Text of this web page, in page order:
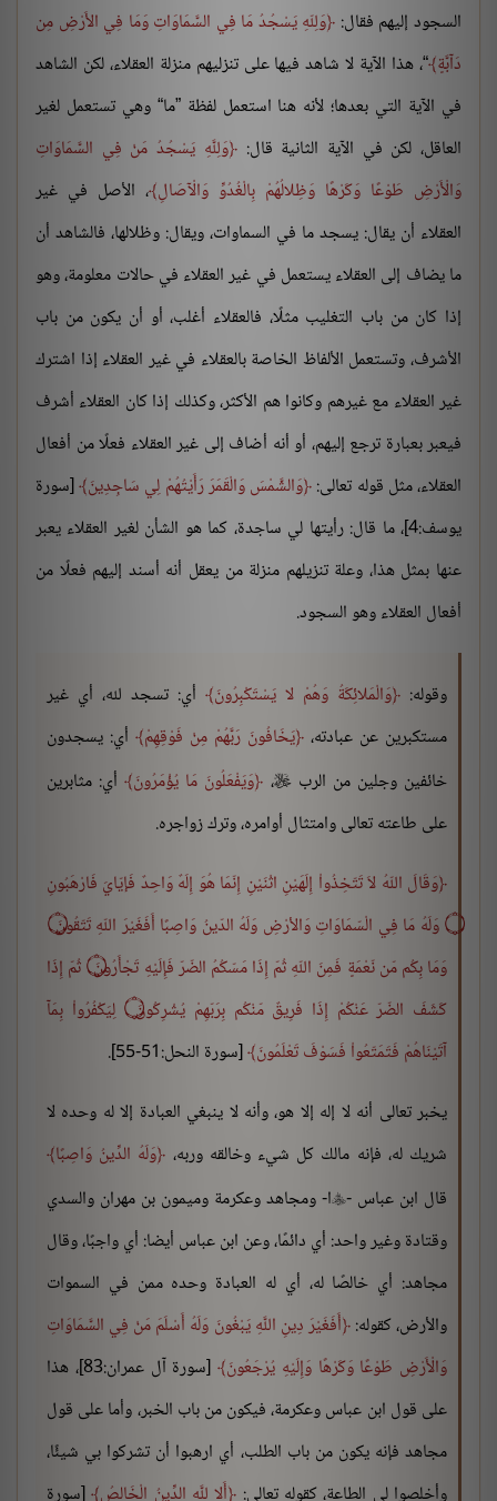
السجود إليهم فقال: وَلِلّهِ يَسْجُدُ مَا فِي السَّمَاوَاتِ وَمَا فِي الأَرْضِ مِن
دَآبَّةٍ “، هذا الآية لا شاهد فيها على تنزليهم منزلة العقلاء، لكن الشاهد
في الآية التي بعدها؛ لأنه هنا استعمل لفظة ”ما“ وهي تستعمل لغير
العاقل، لكن في الآية الثانية قال: وَلِلَّهِ يَسْجُدُ مَنْ فِي السَّمَاوَاتِ
وَالْأَرْضِ طَوْعًا وَكَرْهًا وَظِلالُهُمْ بِالْغُدُوِّ وَالْآصَالِ ، الأصل في غير
العقلاء أن يقال: يسجد ما في السماوات، ويقال: وظلالها، فالشاهد أن
ما يضاف إلى العقلاء يستعمل في غير العقلاء في حالات معلومة، وهو
إذا كان من باب التغليب مثلًا، فالعقلاء أغلب، أو أن يكون من باب
الأشرف، وتستعمل الألفاظ الخاصة بالعقلاء في غير العقلاء إذا اشترك
غير العقلاء مع غيرهم وكانوا هم الأكثر، وكذلك إذا كان العقلاء أشرف
فيعبر بعبارة ترجع إليهم، أو أنه أضاف إلى غير العقلاء فعلًا من أفعال
العقلاء، مثل قوله تعالى: وَالشَّمْسَ وَالْقَمَرَ رَأَيْتُهُمْ لِي سَاجِدِينَ [سورة
يوسف:4]، ما قال: رأيتها لي ساجدة، كما هو الشأن لغير العقلاء يعبر
عنها بمثل هذا، وعلة تنزيلهم منزلة من يعقل أنه أسند إليهم فعلًا من
أفعال العقلاء وهو السجود.
وقوله: وَالْمَلائِكَةُ وَهُمْ لا يَسْتَكْبِرُونَ
أي: تسجد لله، أي غير
مستكبرين عن عبادته، يَخَافُونَ رَبَّهُمْ مِنْ فَوْقِهِمْ أي: يسجدون
خائفين وجلين من الرب ، وَيَفْعَلُونَ مَا يُؤْمَرُونَ أي: مثابرين
على طاعته تعالى وامتثال أوامره، وترك زواجره.
وَقَالَ اللّهُ لاَ تَتّخِذُواْ إِلَهَيْنِ اثْنَيْنِ إِنّمَا هُوَ إِلَهٌ وَاحِدٌ فَإيّايَ فَارْهَبُونِ
۝ وَلَهُ مَا فِي الْسّمَاوَاتِ وَالأرْضِ وَلَهُ الدّينُ وَاصِبًا أَفَغَيْرَ اللّهِ تَتّقُونَ ۝
وَمَا بِكُم مّن نّعْمَةٍ فَمِنَ اللّهِ ثُمّ إِذَا مَسّكُمُ الضّرّ فَإِلَيْهِ تَجْأَرُونَ ۝ ثُمّ إِذَا
كَشَفَ الضّرّ عَنْكُمْ إِذَا فَرِيقٌ مّنْكُم بِرَبّهِمْ يُشْرِكُونَ ۝ لِيَكْفُرُواْ بِمَآ
آتَيْنَاهُمْ فَتَمَتّعُواْ فَسَوْفَ تَعْلَمُونَ [سورة النحل:51-55].
يخبر تعالى أنه لا إله إلا هو، وأنه لا ينبغي العبادة إلا له وحده لا
شريك له، فإنه مالك كل شيء وخالقه وربه، وَلَهُ الدِّينُ وَاصِبًا
قال ابن عباس -ا- ومجاهد وعكرمة وميمون بن مهران والسدي
وقتادة وغير واحد: أي دائمًا، وعن ابن عباس أيضا: أي واجبًا، وقال
مجاهد: أي خالصًا له، أي له العبادة وحده ممن في السموات
والأرض، كقوله: أَفَغَيْرَ دِينِ اللَّهِ يَبْغُونَ وَلَهُ أَسْلَمَ مَنْ فِي السَّمَاوَاتِ
وَالْأَرْضِ طَوْعًا وَكَرْهًا وَإِلَيْهِ يُرْجَعُونَ
[سورة آل عمران:83]، هذا
على قول ابن عباس وعكرمة، فيكون من باب الخبر، وأما على قول
مجاهد فإنه يكون من باب الطلب، أي ارهبوا أن تشركوا بي شيئًا،
وأخلصوا لي الطاعة، كقوله تعالى: أَلا لِلَّهِ الدِّينُ الْخَالِصُ [سورة